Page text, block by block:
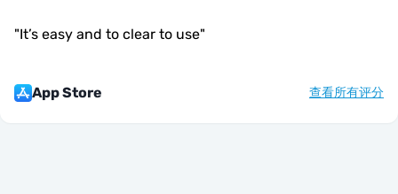
"It’s easy and to clear to use"
App Store 查看所有评分